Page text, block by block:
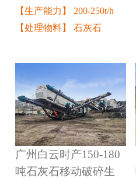
【生产能力】 200-250t/h
【处理物料】 石灰石
广州白云时产150-180
吨石灰石移动破碎生